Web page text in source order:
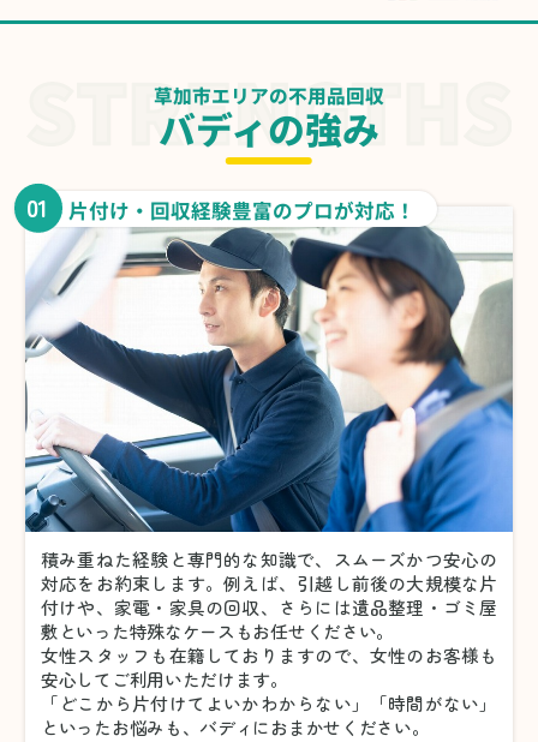
草加市エリアの不用品回収
バディの強み
01 片付け・回収経験豊富のプロが対応！
積み重ねた経験と専門的な知識で、スムーズかつ安心の
対応をお約束します。例えば、引越し前後の大規模な片
付けや、家電・家具の回収、さらには遺品整理・ゴミ屋
敷といった特殊なケースもお任せください。
女性スタッフも在籍しておりますので、女性のお客様も
安心してご利用いただけます。
「どこから片付けてよいかわからない」「時間がない」
といったお悩みも、バディにおまかせください。